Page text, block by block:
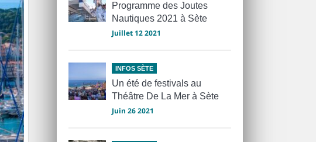
Programme des Joutes
Nautiques 2021 à Sète
Juillet 12 2021
INFOS SÈTE
Un été de festivals au
Théâtre De La Mer à Sète
Juin 26 2021